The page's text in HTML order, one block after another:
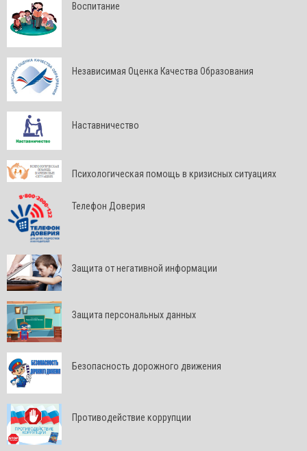
Воспитание
Независимая Оценка Качества Образования
Наставничество
Психологическая помощь в кризисных ситуациях
Телефон Доверия
Защита от негативной информации
Защита персональных данных
Безопасность дорожного движения
Противодействие коррупции